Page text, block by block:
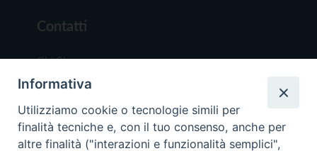
Contatti
Chi Siamo
Redazione
Scrivici
Informativa
Utilizziamo cookie o tecnologie simili per
finalità tecniche e, con il tuo consenso, anche per
altre finalità ("interazioni e funzionalità semplici",